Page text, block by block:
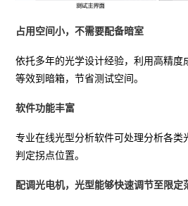
占用空间小，不需要配备暗室
依托多年的光学设计经验，利用高精度
等效到暗箱，节省测试空间。
软件功能丰富
专业在线光型分析软件可处理分析各类
判定拐点位置。
配调光电机，光型能够快速调节至限定